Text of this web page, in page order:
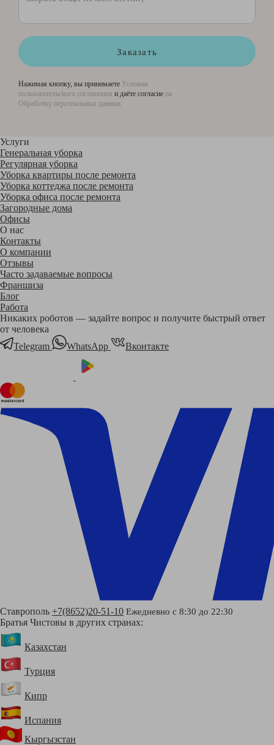
Заказать
Нажимая кнопку, вы принимаете Условия
пользовательского соглашения и даёте согласие на
Обработку персональных данных
Услуги
Генеральная уборка
Регулярная уборка
Уборка квартиры после ремонта
Уборка коттеджа после ремонта
Уборка офиса после ремонта
Загородные дома
Офисы
О нас
Контакты
О компании
Отзывы
Часто задаваемые вопросы
Франшиза
Блог
Работа
Никаких роботов — задайте вопрос и получите быстрый ответ
от человека
Telegram
WhatsApp Вконтакте
Ставрополь +7(8652)20-51-10 Ежедневно с 8:30 до 22:30
Братья Чистовы в других странах:
Казахстан
Турция
Кипр
Испания
Кыргызстан